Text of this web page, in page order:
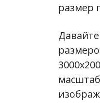
размер